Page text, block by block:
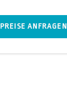
PREISE ANFRAGEN